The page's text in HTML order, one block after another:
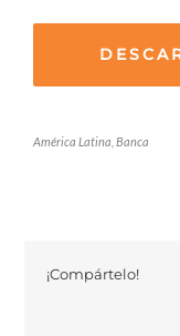
América Latina, Banca
¡Compártelo!